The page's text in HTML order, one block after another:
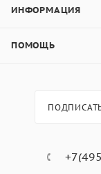
ИНФОРМАЦИЯ
ПОМОЩЬ